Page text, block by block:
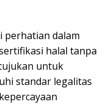
perhatian dalam
halal tanpa
untuk
standar legalitas